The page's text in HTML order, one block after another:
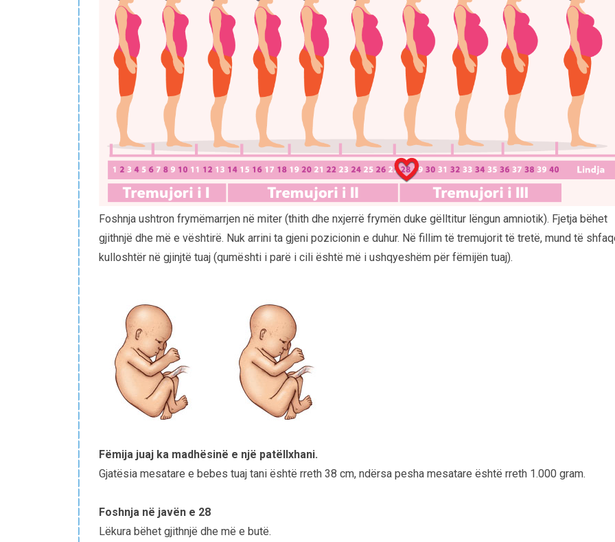
Foshnja ushtron frymëmarrjen në miter (thith dhe nxjerrë frymën duke gëlltitur lëngun amniotik). Fjetja bëhet
gjithnjë dhe më e vështirë. Nuk arrini ta gjeni pozicionin e duhur. Në fillim të tremujorit të tretë, mund të
kulloshtër në gjinjtë tuaj (qumështi i parë i cili është më i ushqyeshëm për fëmijën tuaj).
Fëmija juaj ka madhësinë e një patëllxhani.
Gjatësia mesatare e bebes tuaj tani është rreth 38 cm, ndërsa pesha mesatare është rreth 1.000 gram.
Foshnja në javën e 28
Lëkura bëhet gjithnjë dhe më e butë.